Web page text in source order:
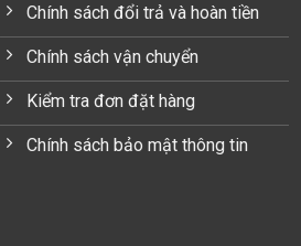
Chính sách đổi trả và hoàn tiền
Chính sách vận chuyển
Kiểm tra đơn đặt hàng
Chính sách bảo mật thông tin